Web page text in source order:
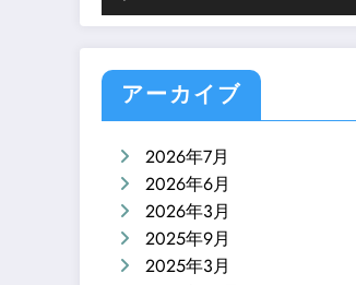
アーカイブ
2026年7月
2026年6月
2026年3月
2025年9月
2025年3月